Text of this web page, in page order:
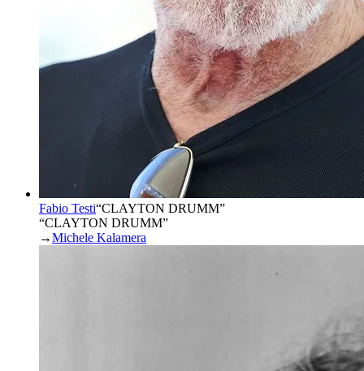
Fabio Testi“CLAYTON DRUMM”
“CLAYTON DRUMM”
→Michele Kalamera